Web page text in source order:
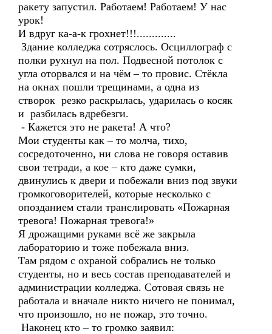
ракету запустил. Работаем! Работаем! У нас
урок!
И вдруг ка-а-к грохнет!!!.............
Здание колледжа сотряслось. Осциллограф с
полки рухнул на пол. Подвесной потолок с
угла оторвался и на чём – то провис. Стёкла
на окнах пошли трещинами, а одна из
створок резко раскрылась, ударилась о косяк
и разбилась вдребезги.
- Кажется это не ракета! А что?
Мои студенты как – то молча, тихо,
сосредоточенно, ни слова не говоря оставив
свои тетради, а кое – кто даже сумки,
двинулись к двери и побежали вниз под звуки
громкоговорителей, которые несколько с
опозданием стали транслировать «Пожарная
тревога! Пожарная тревога!»
Я дрожащими руками всё же закрыла
лабораторию и тоже побежала вниз.
Там рядом с охраной собрались не только
студенты, но и весь состав преподавателей и
администрации колледжа. Сотовая связь не
работала и вначале никто ничего не понимал,
что произошло, но не пожар, это точно.
Наконец кто – то громко заявил: